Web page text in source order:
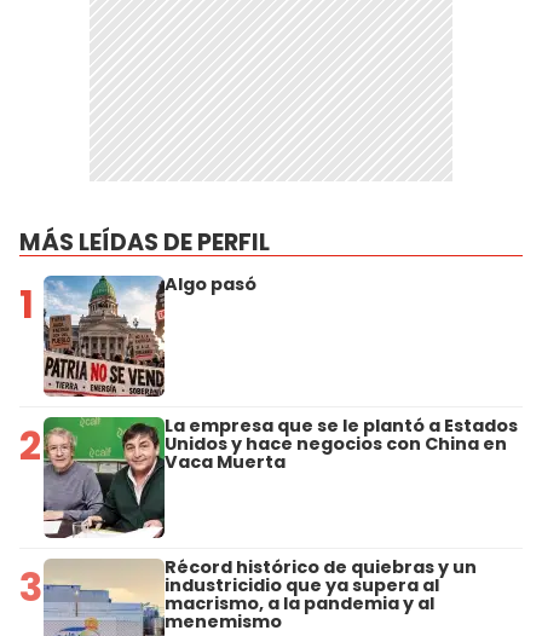
MÁS LEÍDAS DE PERFIL
1 Algo pasó
2 La empresa que se le plantó a Estados
Unidos y hace negocios con China en
Vaca Muerta
3 Récord histórico de quiebras y un
industricidio que ya supera al
macrismo, a la pandemia y al
menemismo